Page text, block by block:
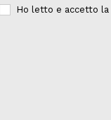
Ho letto e accetto la